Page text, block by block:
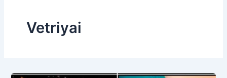
Vetriyai